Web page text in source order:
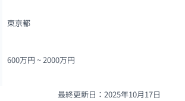
東京都
600万円 ~ 2000万円
最終更新日：2025年10月17日